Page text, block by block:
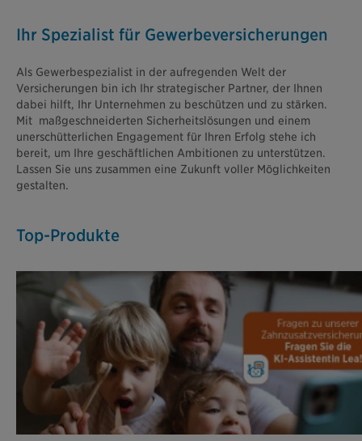
Ihr Spezialist für Gewerbeversicherungen
Als Gewerbespezialist in der aufregenden Welt der
Versicherungen bin ich Ihr strategischer Partner, der Ihnen
dabei hilft, Ihr Unternehmen zu beschützen und zu stärken.
Mit maßgeschneiderten Sicherheitslösungen und einem
unerschütterlichen Engagement für Ihren Erfolg stehe ich
bereit, um Ihre geschäftlichen Ambitionen zu unterstützen.
Lassen Sie uns zusammen eine Zukunft voller Möglichkeiten
gestalten.
Top-Produkte